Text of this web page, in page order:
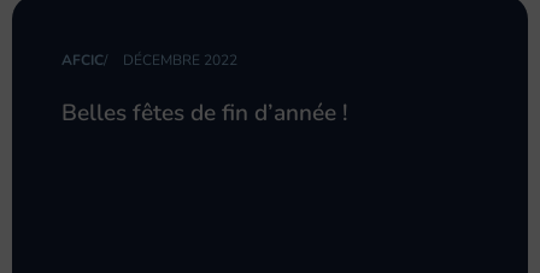
AFCIC/ DÉCEMBRE 2022
Belles fêtes de fin d’année !